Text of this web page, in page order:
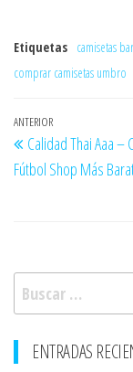
Etiquetas camisetas
comprar camisetas umbro
Navegación
de
entradas
Entrada
anterior
ANTERIOR
Calidad Thai Aaa –
Fútbol Shop Más
Buscar:
ENTRADAS